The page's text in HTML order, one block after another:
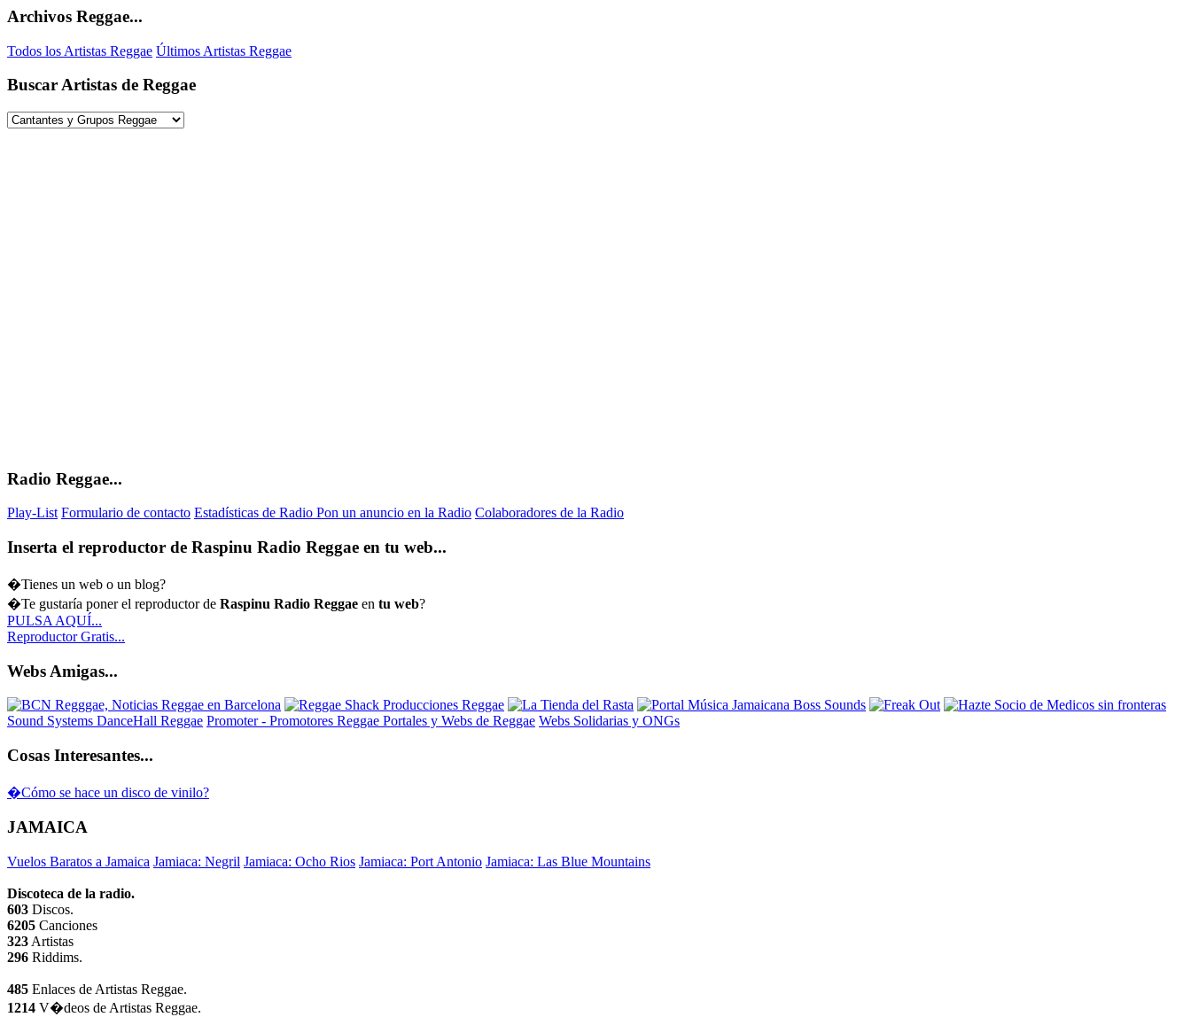
Archivos Reggae...
Todos los Artistas Reggae Últimos Artistas Reggae
Buscar Artistas de Reggae
Radio Reggae...
Play-List Formulario de contacto Estadísticas de Radio Pon un anuncio en la Radio Colaboradores de la Radio
Inserta el reproductor de Raspinu Radio Reggae en tu web...
�Tienes un web o un blog?
�Te gustaría poner el reproductor de Raspinu Radio Reggae en tu web?
PULSA AQUÍ...
Reproductor Gratis...
Webs Amigas...
Sound Systems DanceHall Reggae Promoter - Promotores Reggae Portales y Webs de Reggae Webs Solidarias y ONGs
Cosas Interesantes...
�Cómo se hace un disco de vinilo?
JAMAICA
Vuelos Baratos a Jamaica Jamiaca: Negril Jamiaca: Ocho Rios Jamiaca: Port Antonio Jamiaca: Las Blue Mountains
Discoteca de la radio.
603 Discos.
6205 Canciones
323 Artistas
296 Riddims.
485 Enlaces de Artistas Reggae.
1214 V�deos de Artistas Reggae.